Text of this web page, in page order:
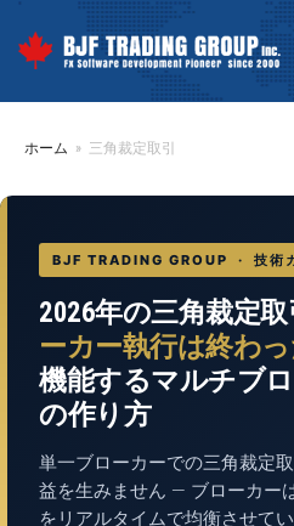
ホーム » 三角裁定取引
BJF TRADING GROUP · 技術
2026年の三角裁定取
ーカー執行は終わ
機能するマルチブ
の作り方
単一ブローカーでの三角裁定
益を生みません — ブローカー
をリアルタイムで均衡させてい